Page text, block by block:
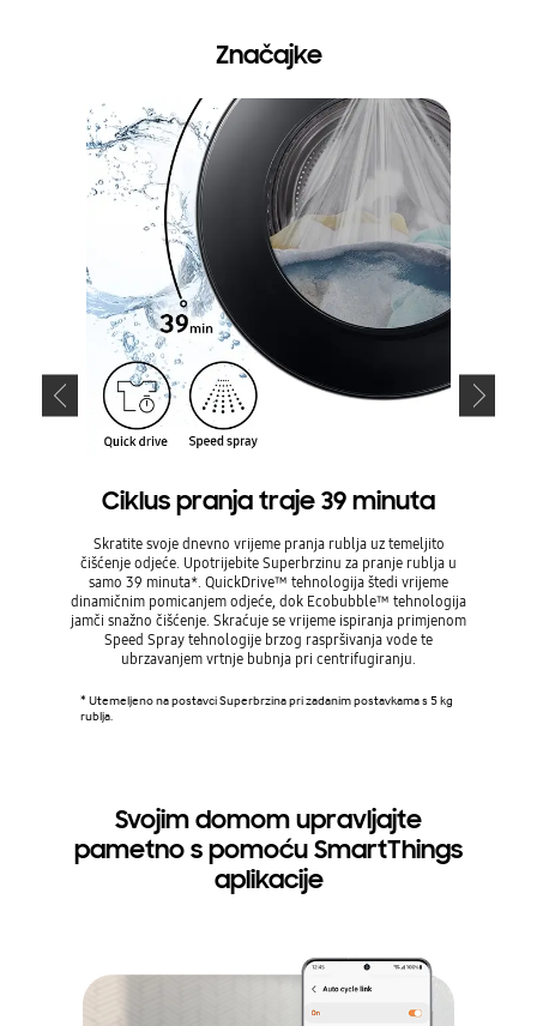
Značajke
Ciklus pranja traje 39 minuta
Skratite svoje dnevno vrijeme pranja rublja uz temeljito
čišćenje odjeće. Upotrijebite Superbrzinu za pranje rublja u
samo 39 minuta*. QuickDrive™ tehnologija štedi vrijeme
dinamičnim pomicanjem odjeće, dok Ecobubble™ tehnologija
jamči snažno čišćenje. Skraćuje se vrijeme ispiranja primjenom
Speed Spray tehnologije brzog raspršivanja vode te
ubrzavanjem vrtnje bubnja pri centrifugiranju.
* Utemeljeno na postavci Superbrzina pri zadanim postavkama s 5 kg
rublja.
Svojim domom upravljajte
pametno s pomoću SmartThings
aplikacije